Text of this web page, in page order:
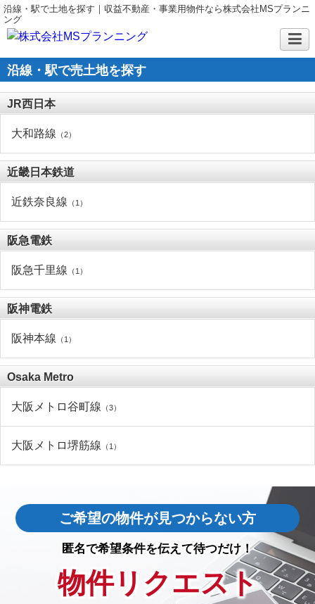
沿線・駅で土地を探す｜収益不動産・事業用物件なら株式会社MSプランニ
ング
沿線・駅で売土地を探す
JR西日本
大和路線 （2）
近畿日本鉄道
近鉄奈良線 （1）
阪急電鉄
阪急千里線 （1）
阪神電鉄
阪神本線 （1）
Osaka Metro
大阪メトロ谷町線 （3）
大阪メトロ堺筋線 （1）
ご希望の物件が見つからない方
匿名で希望条件を伝えて待つだけ！
物件リクエスト